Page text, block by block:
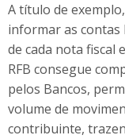
A título de
informar as contas
de cada nota fiscal
RFB consegue
pelos Bancos,
volume de
contribuinte,